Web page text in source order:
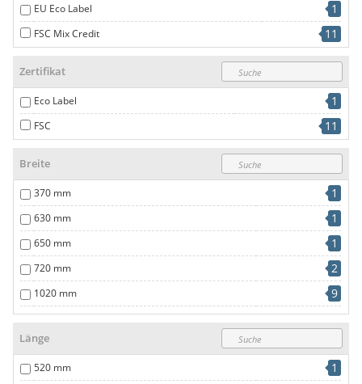
EU Eco Label 1
FSC Mix Credit 11
Zertifikat
Eco Label 1
FSC 11
Breite
370 mm 1
630 mm 1
650 mm 1
720 mm 2
1020 mm 9
1200 mm 1
Länge
520 mm 1